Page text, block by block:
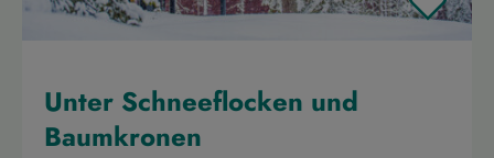
Unter Schneeflocken und
Baumkronen